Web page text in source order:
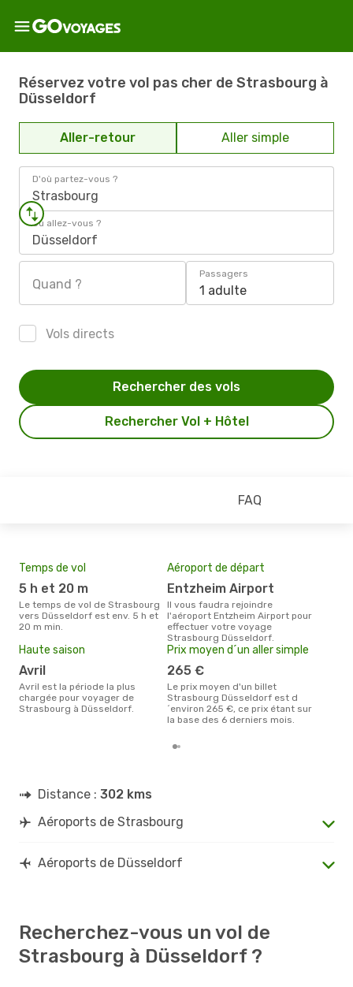
Réservez votre vol pas cher de Strasbourg à
Düsseldorf
Aller-retour Aller simple
D'où partez-vous ?
Strasbourg
Où allez-vous ?
Düsseldorf
Quand ?
Passagers
1 adulte
Vols directs
Rechercher Vol + Hôtel
Rechercher des vols
FAQ
Temps de vol
5 h et 20 m
Le temps de vol de Strasbourg
vers Düsseldorf est env. 5 h et
20 m min.
Aéroport de départ
Entzheim Airport
Il vous faudra rejoindre
l'aéroport Entzheim Airport pour
effectuer votre voyage
Strasbourg Düsseldorf.
Haute saison
avril
avril est la période la plus
chargée pour voyager de
Strasbourg à Düsseldorf.
Prix moyen d´un aller simple
265 €
Le prix moyen d'un billet
Strasbourg Düsseldorf est d
´environ 265 €, ce prix étant sur
la base des 6 derniers mois.
Distance : 302 kms
Aéroports de Strasbourg
Aéroports de Düsseldorf
Recherchez-vous un vol de
Strasbourg à Düsseldorf ?